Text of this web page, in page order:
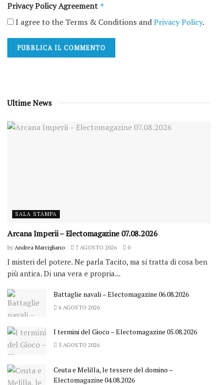
Privacy Policy Agreement *
I agree to the Terms & Conditions andPrivacy Policy.
Ultime News
SALA STAMPA
Arcana Imperii – Electomagazine 07.08.2026
by Andrea Marcigliano 7 AGOSTO 2026 0
I misteri del potere. Ne parla Tacito, ma si tratta di cosa ben
più antica. Di una vera e propria...
Battaglie navali – Electomagazine 06.08.2026
6 AGOSTO 2026
I termini del Gioco – Electomagazine 05.08.2026
5 AGOSTO 2026
Ceuta e Melilla, le tessere del domino –
Electomagazine 04.08.2026